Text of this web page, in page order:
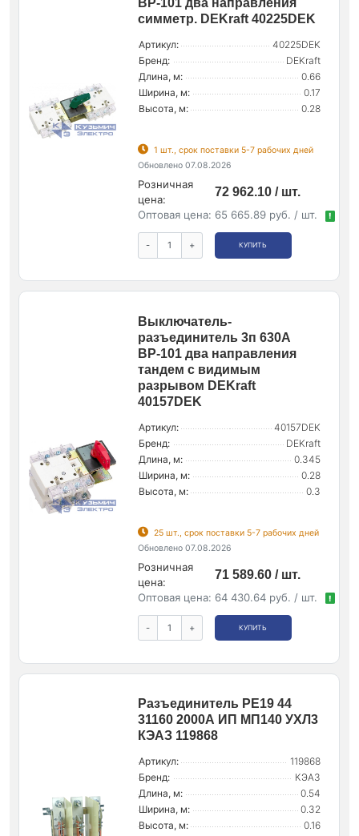
ВР-101 два направления
симметр. DEKraft 40225DEK
Артикул:
40225DEK
Бренд:
DEKraft
Длина, м:
0.66
Ширина, м:
0.17
Высота, м:
0.28
1 шт., срок поставки 5-7 рабочих дней
Обновлено 07.08.2026
Розничная
цена:
72 962.10 / шт.
Оптовая цена: 65 665.89 руб. / шт. !
- + КУПИТЬ
Выключатель-
разъединитель 3п 630А
ВР-101 два направления
тандем с видимым
разрывом DEKraft
40157DEK
Артикул:
40157DEK
Бренд:
DEKraft
Длина, м:
0.345
Ширина, м:
0.28
Высота, м:
0.3
25 шт., срок поставки 5-7 рабочих дней
Обновлено 07.08.2026
Розничная
цена:
71 589.60 / шт.
Оптовая цена: 64 430.64 руб. / шт. !
- + КУПИТЬ
Разъединитель РЕ19 44
31160 2000А ИП МП140 УХЛ3
КЭАЗ 119868
Артикул:
119868
Бренд:
КЭАЗ
Длина, м:
0.54
Ширина, м:
0.32
Высота, м:
0.16